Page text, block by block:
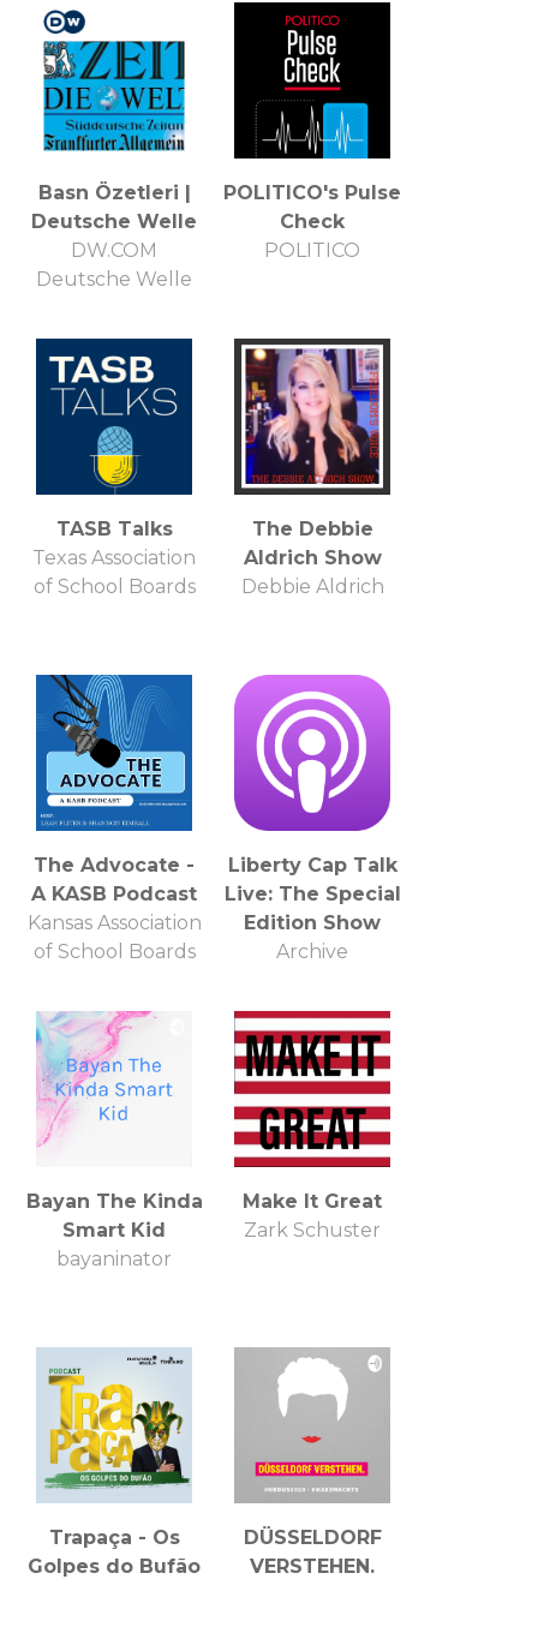
Basn Özetleri |
Deutsche Welle
DW.COM
Deutsche Welle
POLITICO's Pulse
Check
POLITICO
TASB Talks
Texas Association
of School Boards
The Debbie
Aldrich Show
Debbie Aldrich
The Advocate -
A KASB Podcast
Kansas Association
of School Boards
Liberty Cap Talk
Live: The Special
Edition Show
Archive
Bayan The Kinda
Smart Kid
bayaninator
Make It Great
Zark Schuster
Trapaça - Os
Golpes do Bufão
DÜSSELDORF
VERSTEHEN.